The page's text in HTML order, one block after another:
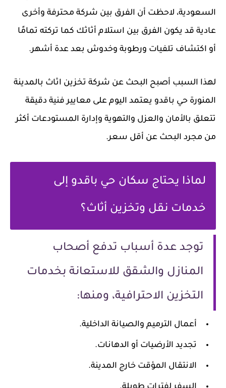
السعودية، لاحظت أن الفرق بين شركة محترفة وأخرى
عادية قد يكون الفرق بين استلام أثاثك كما تركته تمامًا
أو اكتشاف تلفيات ورطوبة وخدوش بعد عدة أشهر.
لهذا السبب أصبح البحث عن شركة تخزين اثاث بالمدينة
المنورة حي باقدو يعتمد اليوم على معايير فنية دقيقة
تتعلق بالأمان والعزل والتهوية وإدارة المستودعات أكثر
من مجرد البحث عن أقل سعر.
لماذا يحتاج سكان حي باقدو إلى
خدمات نقل وتخزين أثاث؟
توجد عدة أسباب تدفع أصحاب
المنازل والشقق للاستعانة بخدمات
التخزين الاحترافية، ومنها:
أعمال الترميم والصيانة الداخلية.
تجديد الأرضيات أو الدهانات.
الانتقال المؤقت خارج المدينة.